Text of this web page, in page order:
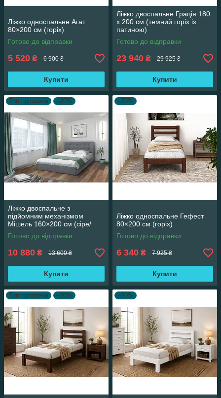
Ліжко односпальне Агат
80×200 см (горіх)
Готово до відправки
5 520 ₴ 6 900 ₴
Купити
Ліжко двоспальне Грація 180
х 200 см (темний горіх із
патиною)
Готово до відправки
23 940 ₴ 29 925 ₴
Купити
Топ продажів –20%
Ліжко двоспальне з
підйомним механізмом
Мішель 160×200 см (сіре/
Аляска 05)
Готово до відправки
10 880 ₴ 13 600 ₴
Купити
–20%
Ліжко односпальне Гефест
80×200 см (горіх)
Готово до відправки
6 340 ₴ 7 925 ₴
Купити
Топ продажів –20% –20%